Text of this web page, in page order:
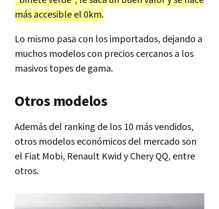
más accesible el 0km.
Lo mismo pasa con los importados, dejando a
muchos modelos con precios cercanos a los
masivos topes de gama.
Otros modelos
Además del ranking de los 10 más vendidos,
otros modelos económicos del mercado son
el Fiat Mobi, Renault Kwid y Chery QQ, entre
otros.